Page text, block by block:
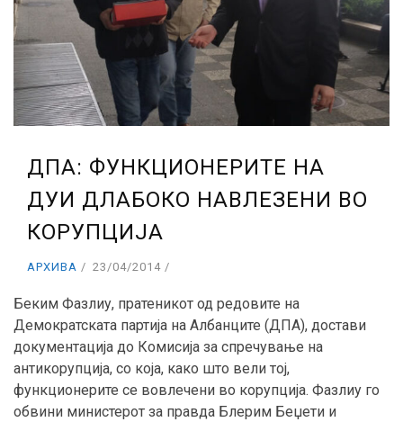
ДПА: ФУНКЦИОНЕРИТЕ НА
ДУИ ДЛАБОКО НАВЛЕЗЕНИ ВО
КОРУПЦИЈА
АРХИВА 23/04/2014
Беким Фазлиу, пратеникот од редовите на
Демократската партија на Албанците (ДПА), достави
документација до Комисија за спречување на
антикорупција, со која, како што вели тој,
функционерите се вовлечени во корупција. Фазлиу го
обвини министерот за правда Блерим Беџети и